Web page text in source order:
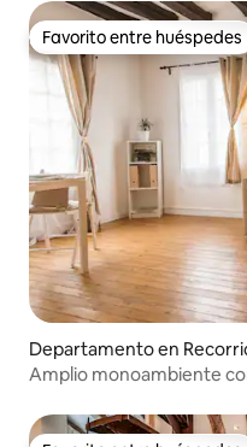
Favorito entre huéspedes
Favorito entre huéspedes
Departamento en
Amplio monoambiente